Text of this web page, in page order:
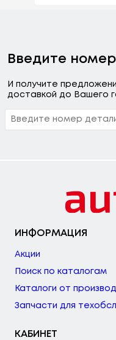
Введите
И получите
доставкой до Вашего
ИНФОРМАЦИЯ
Акции
Поиск по каталогам
Каталоги от
Запчасти для
КАБИНЕТ